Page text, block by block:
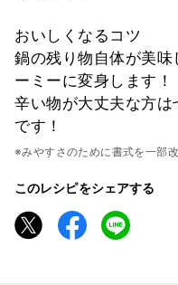
おいしくなるコツ
鍋の残り物自体が美味
ーミーに変身します！
辛い物が大丈夫な方は
です！
※みやすさのために書式を一部改
このレシピをシェアする